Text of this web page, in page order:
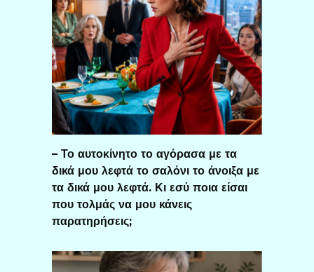
– Το αυτοκίνητο το αγόρασα με τα
δικά μου λεφτά το σαλόνι το άνοιξα με
τα δικά μου λεφτά. Κι εσύ ποια είσαι
που τολμάς να μου κάνεις
παρατηρήσεις;